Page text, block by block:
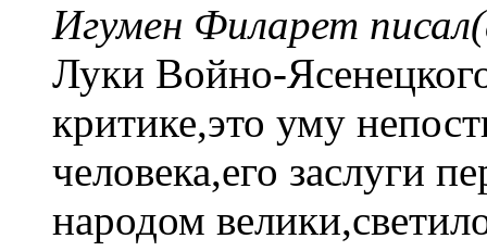
Игумен Филарет
Луки Войно-
критике,это уму
человека,его заслуги
народом